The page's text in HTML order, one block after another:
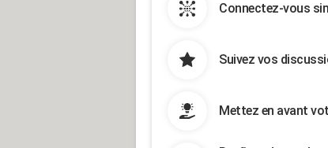
Connectez-vous
Suivez vos
Mettez en avant